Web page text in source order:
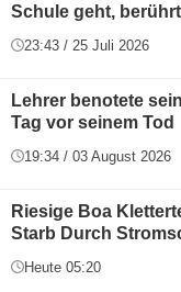
Schule geht,
23:43 / 25 Juli 2026
Lehrer benotete
Tag vor seinem Tod
19:34 / 03 August 2026
Riesige Boa
Starb Durch
Heute 05:20